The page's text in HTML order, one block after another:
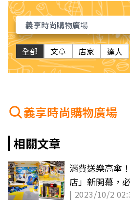
全部 文章 店家 達人
義享時尚購物廣場
相關文章
消費送樂高傘
店」新開幕，
廠
| 2023/10/2